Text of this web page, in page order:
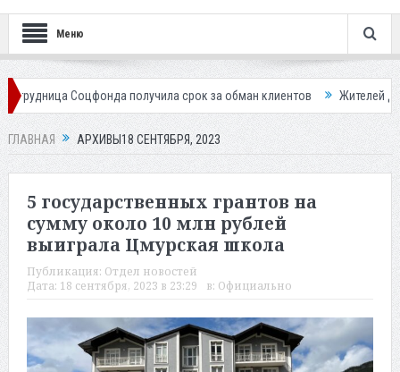
Меню
получила срок за обман клиентов Жителей Дагестана
ГЛАВНАЯ АРХИВЫ18 СЕНТЯБРЯ, 2023
5 государственных грантов на
сумму около 10 млн рублей
выиграла Цмурская школа
Публикация: Отдел новостей
Дата: 18 сентября, 2023 в 23:29 в: Официально